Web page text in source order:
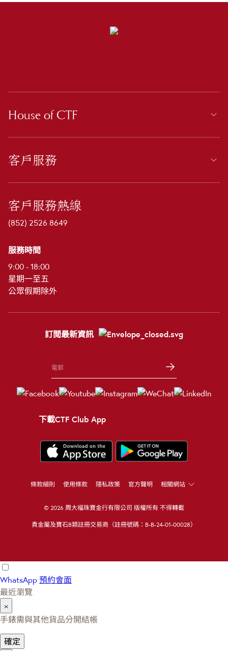
House of CTF
客戶服務
客戶服務熱線
(852) 2526 8649
服務時間
9:00 - 18:00
星期一至五
公眾假期除外
訂閲最新資訊
下載CTF Club App
條款細則 使用條款 隱私政策 官方聲明 相關網站
© 2026 周大福珠寶金行有限公司 版權所有 不得轉載
貴金屬及寶石B類註冊交易商（註冊號碼：B-B-24-01-00028）
WhatsApp 預約會面
最近瀏覽
×
手錶需與其他貨品分開結帳
確定